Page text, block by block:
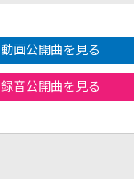
動画公開曲を見る
録音公開曲を見る